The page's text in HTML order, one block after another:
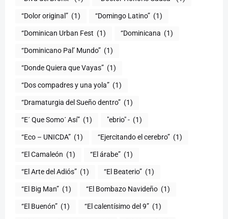
“Dolor original” (1) “Domingo Latino” (1)
“Dominican Urban Fest (1) “Dominicana (1)
“Dominicano Pal’ Mundo” (1)
“Donde Quiera que Vayas” (1)
“Dos compadres y una yola” (1)
“Dramaturgia del Sueño dentro” (1)
“E´ Que Somo´ Así” (1) "ebrio" - (1)
“Eco – UNICDA” (1) “Ejercitando el cerebro” (1)
“El Camaleón (1) “El árabe” (1)
“El Arte del Adiós” (1) “El Beaterio” (1)
“El Big Man” (1) “El Bombazo Navideño (1)
“El Buenón” (1) “El calentísimo del 9” (1)